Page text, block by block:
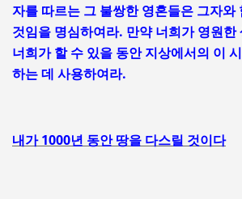
자를 따르는 그 불쌍한 영혼들은 그자와
것임을 명심하여라. 만약 너희가 영원한
너희가 할 수 있을 동안 지상에서의 이
하는 데 사용하여라.
내가 1000년 동안 땅을 다스릴 것이다